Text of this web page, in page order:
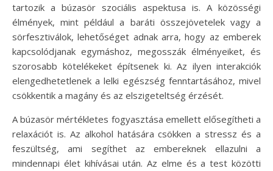
tartozik a búzasör szociális aspektusa is. A közösségi
élmények, mint például a baráti összejövetelek vagy a
sörfesztiválok, lehetőséget adnak arra, hogy az emberek
kapcsolódjanak egymáshoz, megosszák élményeiket, és
szorosabb kötelékeket építsenek ki. Az ilyen interakciók
elengedhetetlenek a lelki egészség fenntartásához, mivel
csökkentik a magány és az elszigeteltség érzését.
A búzasör mértékletes fogyasztása emellett elősegítheti a
relaxációt is. Az alkohol hatására csökken a stressz és a
feszültség, ami segíthet az embereknek ellazulni a
mindennapi élet kihívásai után. Az elme és a test közötti